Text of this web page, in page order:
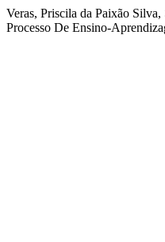
Veras, Priscila da Paixão
Processo De Ensino-